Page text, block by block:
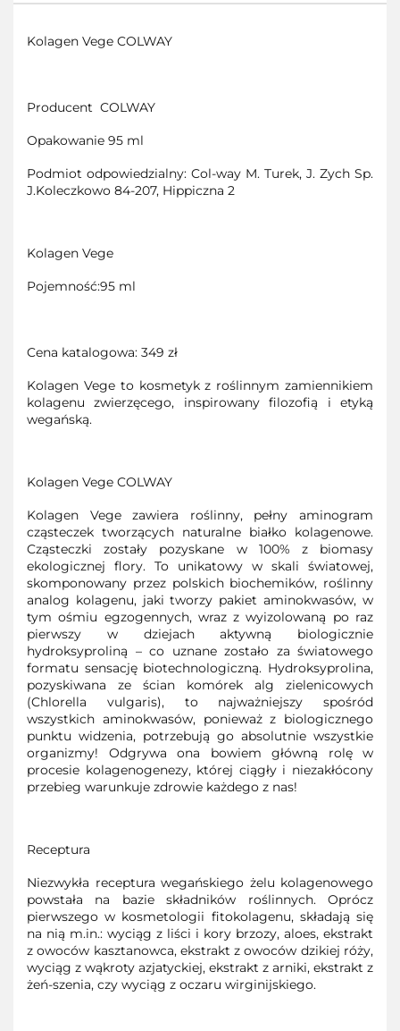
Kolagen Vege COLWAY
Producent COLWAY
Opakowanie 95 ml
Podmiot odpowiedzialny: Col-way M. Turek, J. Zych Sp.
J.Koleczkowo 84-207, Hippiczna 2
Kolagen Vege
Pojemność:95 ml
Cena katalogowa: 349 zł
Kolagen Vege to kosmetyk z roślinnym zamiennikiem
kolagenu zwierzęcego, inspirowany filozofią i etyką
wegańską.
Kolagen Vege COLWAY
Kolagen Vege zawiera roślinny, pełny aminogram
cząsteczek tworzących naturalne białko kolagenowe.
Cząsteczki zostały pozyskane w 100% z biomasy
ekologicznej flory. To unikatowy w skali światowej,
skomponowany przez polskich biochemików, roślinny
analog kolagenu, jaki tworzy pakiet aminokwasów, w
tym ośmiu egzogennych, wraz z wyizolowaną po raz
pierwszy w dziejach aktywną biologicznie
hydroksyproliną – co uznane zostało za światowego
formatu sensację biotechnologiczną. Hydroksyprolina,
pozyskiwana ze ścian komórek alg zielenicowych
(Chlorella vulgaris), to najważniejszy spośród
wszystkich aminokwasów, ponieważ z biologicznego
punktu widzenia, potrzebują go absolutnie wszystkie
organizmy! Odgrywa ona bowiem główną rolę w
procesie kolagenogenezy, której ciągły i niezakłócony
przebieg warunkuje zdrowie każdego z nas!
Receptura
Niezwykła receptura wegańskiego żelu kolagenowego
powstała na bazie składników roślinnych. Oprócz
pierwszego w kosmetologii fitokolagenu, składają się
na nią m.in.: wyciąg z liści i kory brzozy, aloes, ekstrakt
z owoców kasztanowca, ekstrakt z owoców dzikiej róży,
wyciąg z wąkroty azjatyckiej, ekstrakt z arniki, ekstrakt z
żeń-szenia, czy wyciąg z oczaru wirginijskiego.